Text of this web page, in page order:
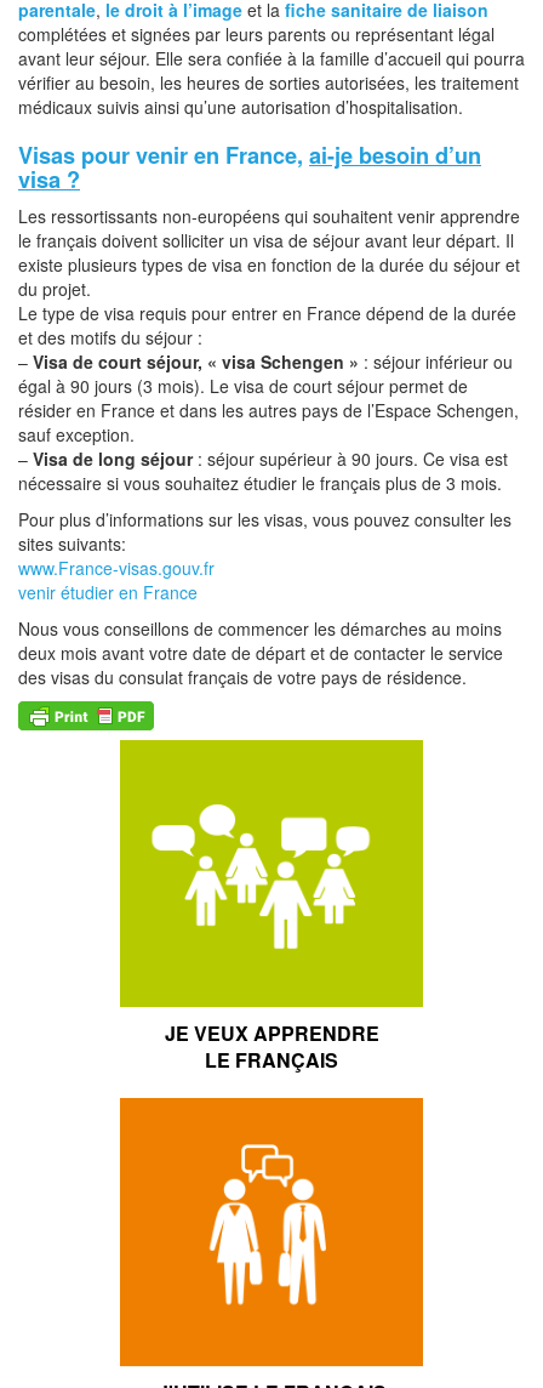
parentale, le droit à l’image et la fiche sanitaire de liaison
complétées et signées par leurs parents ou représentant légal
avant leur séjour. Elle sera confiée à la famille d’accueil qui pourra
vérifier au besoin, les heures de sorties autorisées, les traitement
médicaux suivis ainsi qu’une autorisation d’hospitalisation.
Visas pour venir en France, ai-je besoin d’un
visa ?
Les ressortissants non-européens qui souhaitent venir apprendre
le français doivent solliciter un visa de séjour avant leur départ. Il
existe plusieurs types de visa en fonction de la durée du séjour et
du projet.
Le type de visa requis pour entrer en France dépend de la durée
et des motifs du séjour :
– Visa de court séjour, « visa Schengen » : séjour inférieur ou
égal à 90 jours (3 mois). Le visa de court séjour permet de
résider en France et dans les autres pays de l’Espace Schengen,
sauf exception.
– Visa de long séjour: séjour supérieur à 90 jours. Ce visa est
nécessaire si vous souhaitez étudier le français plus de 3 mois.
Pour plus d’informations sur les visas, vous pouvez consulter les
sites suivants:
www.France-visas.gouv.fr
venir étudier en France
Nous vous conseillons de commencer les démarches au moins
deux mois avant votre date de départ et de contacter le service
des visas du consulat français de votre pays de résidence.
JE VEUX APPRENDRE
LE FRANÇAIS